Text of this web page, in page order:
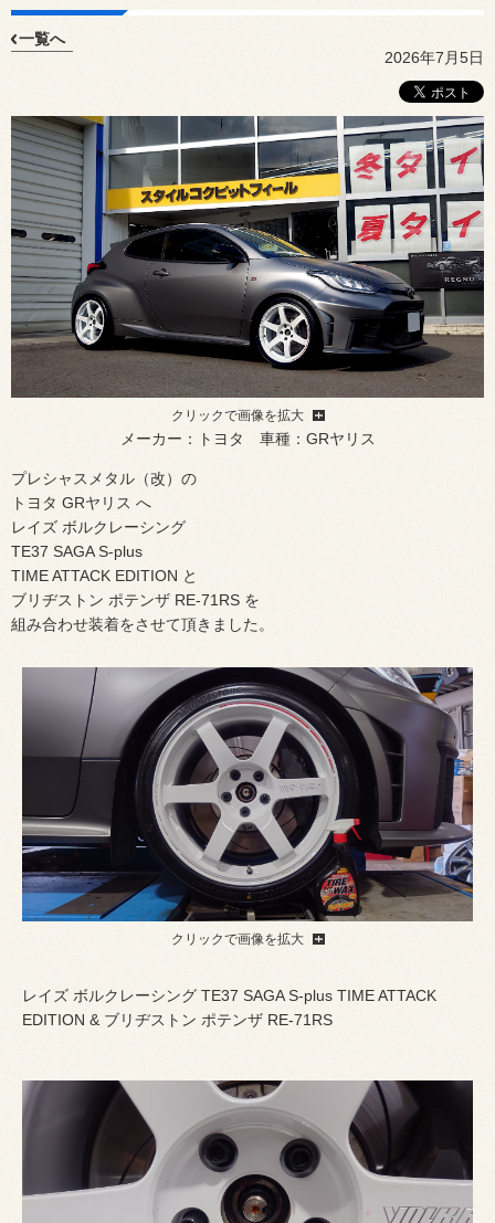
一覧へ
2026年7月5日
クリックで画像を拡大
メーカー：トヨタ 車種：GRヤリス
プレシャスメタル（改）の
トヨタ GRヤリス へ
レイズ ボルクレーシング
TE37 SAGA S-plus
TIME ATTACK EDITION と
ブリヂストン ポテンザ RE-71RS を
組み合わせ装着をさせて頂きました。
クリックで画像を拡大
レイズ ボルクレーシング TE37 SAGA S-plus TIME ATTACK
EDITION & ブリヂストン ポテンザ RE-71RS